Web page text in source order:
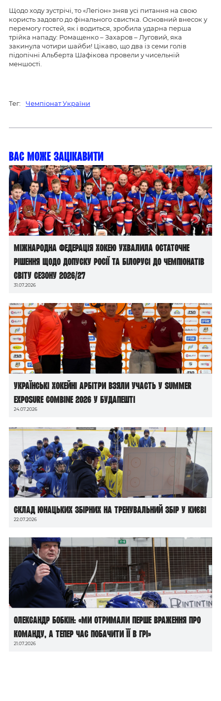
Щодо ходу зустрічі, то «Легіон» зняв усі питання на свою
користь задовго до фінального свистка. Основний внесок у
перемогу гостей, як і водиться, зробила ударна перша
трійка нападу: Ромащенко – Захаров – Луговий, яка
закинула чотири шайби! Цікаво, що два із семи голів
підопічні Альберта Шафікова провели у чисельній
меншості.
Тег: Чемпіонат України
Вас може зацікавити
Міжнародна федерація хокею ухвалила остаточне
рішення щодо допуску росії та білорусі до чемпіонатів
світу сезону 2026/27
31.07.2026
Українські хокейні арбітри взяли участь у Summer
Exposure Combine 2026 у Будапешті
24.07.2026
Склад юнацьких збірних на тренувальний збір у Києві
22.07.2026
Олександр Бобкін: «Ми отримали перше враження про
команду, а тепер час побачити її в грі»
21.07.2026